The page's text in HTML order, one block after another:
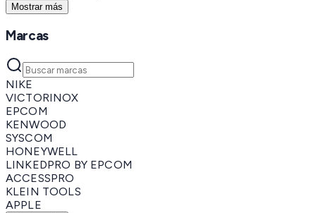
Mostrar más
Marcas
NIKE
VICTORINOX
EPCOM
KENWOOD
SYSCOM
HONEYWELL
LINKEDPRO BY EPCOM
ACCESSPRO
KLEIN TOOLS
APPLE